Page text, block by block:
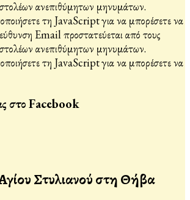
ανεπιθύμητων μηνυμάτων.
τη JavaScript για να μπορέσετε να
Email προστατεύεται από τους
ανεπιθύμητων μηνυμάτων.
τη JavaScript για να μπορέσετε να
στο Facebook
Στυλιανού στη Θήβα